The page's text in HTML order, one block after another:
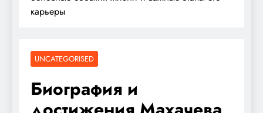
карьеры
UNCATEGORISED
Биография и